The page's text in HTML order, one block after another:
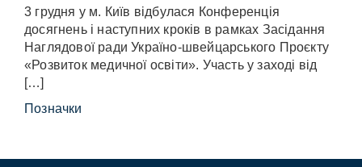
3 грудня у м. Київ відбулася Конференція
досягнень і наступних кроків в рамках Засідання
Наглядової ради Україно-швейцарського Проєкту
«Розвиток медичної освіти». Участь у заході від
[…]
Позначки